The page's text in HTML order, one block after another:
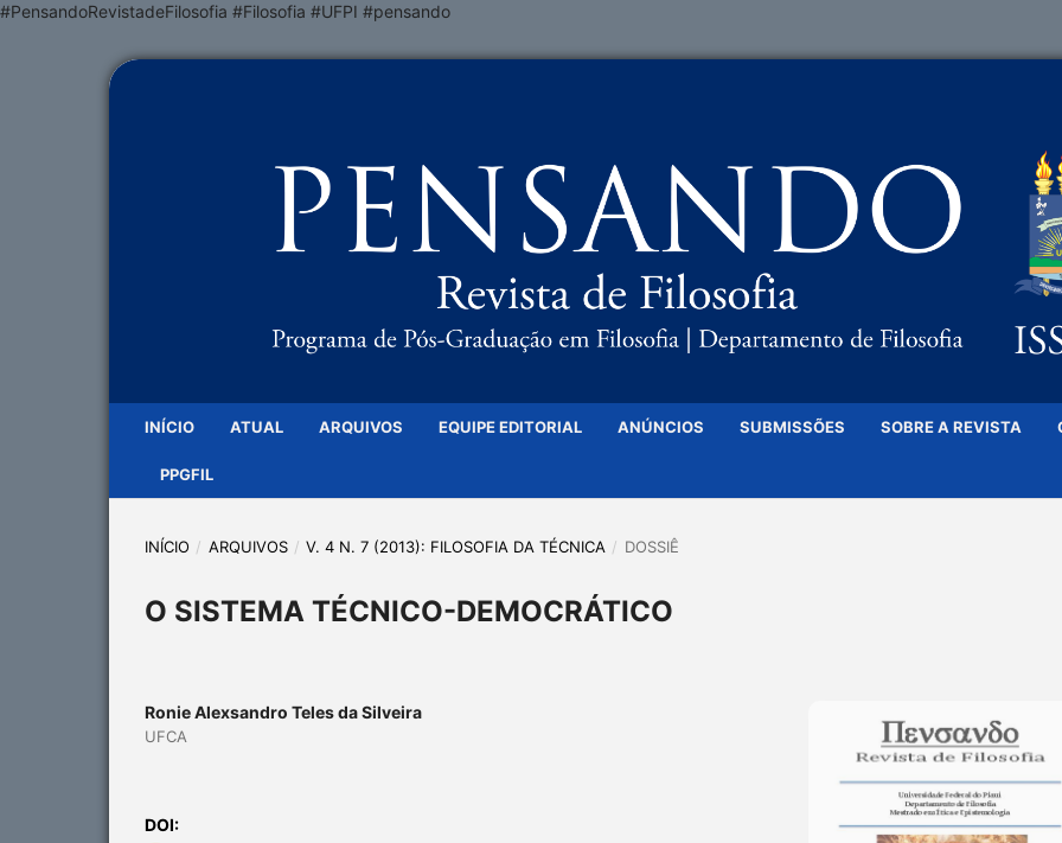
#PensandoRevistadeFilosofia #Filosofia #UFPI #pensando
INÍCIO ATUAL ARQUIVOS EQUIPE EDITORIAL ANÚNCIOS SUBMISSÕES SOBRE A REVISTA
PPGFIL
INÍCIO / ARQUIVOS / V. 4 N. 7 (2013): FILOSOFIA DA TÉCNICA / DOSSIÊ
O SISTEMA TÉCNICO-DEMOCRÁTICO
Ronie Alexsandro Teles da Silveira
UFCA
DOI: